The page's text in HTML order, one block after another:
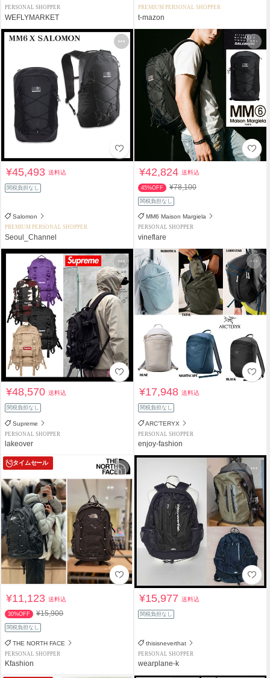
PERSONAL SHOPPER
WEFLYMARKET
PREMIUM PERSONAL SHOPPER
t-mazon
¥45,493送料込
関税負担なし
Salomon
PREMIUM PERSONAL SHOPPER
Seoul_Channel
¥42,824送料込
45%OFF ¥78,100
関税負担なし
MM6 Maison Margiela
PERSONAL SHOPPER
vineflare
¥48,570送料込
関税負担なし
Supreme
PERSONAL SHOPPER
lakeover
¥17,948送料込
関税負担なし
ARC'TERYX
PERSONAL SHOPPER
enjoy-fashion
タイムセール
¥11,123送料込
30%OFF ¥15,900
関税負担なし
THE NORTH FACE
PERSONAL SHOPPER
Kfashion
¥15,977送料込
関税負担なし
thisisneverthat
PERSONAL SHOPPER
wearplane-k